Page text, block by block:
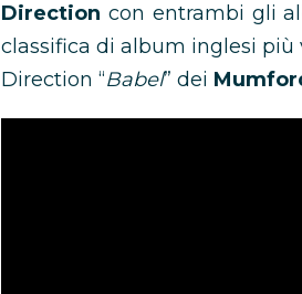
Direction con entrambi gli
classifica di album inglesi più
Direction “Babel” dei